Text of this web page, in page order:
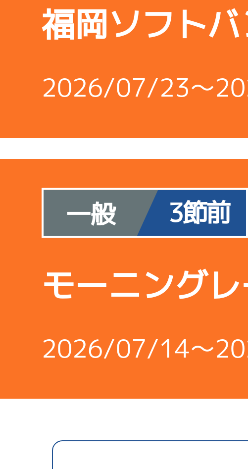
福岡ソフト
2026/07/23～
一般 3節前
モーニング
2026/07/14～